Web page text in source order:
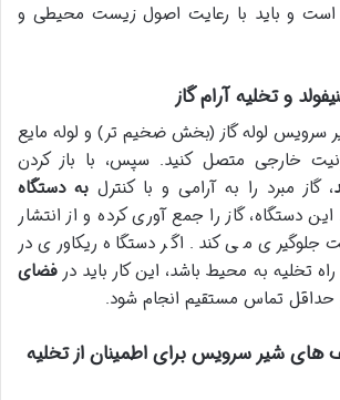
است و باید با رعایت اصول زیست محیطی و
سرویس لوله گاز (بخش ضخیم تر) و لوله مایع
خارجی متصل کنید. سپس، با باز کردن
، گاز مبرد را به آرامی و با کنترل به دستگاه
دستگاه، گاز را جمع آوری کرده و از انتشار
می کند. اگر دستگاه ریکاوری در
تخلیه به محیط باشد، این کار باید در فضای
حداقل تماس مستقیم انجام شود.
والف های شیر سرویس برای اطمینان از تخلیه